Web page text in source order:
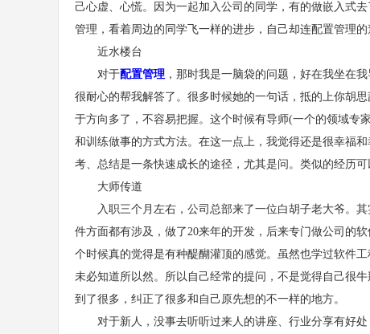
己心虚、心慌。因为一起加入公司的同学，有的做嵌入式
管理，看着周边的同学飞一样的进步，自己却连配置管理的
近水楼台
对于配置管理 ，那时我是一脑袋的问题，好在我坐在
很耐心的帮我解答了。很多时候她的一句话，抵的上你胡
于方向多了，不容易把握。这个时候有导师(一个的领域专
和训练做事的方式方法。在这一点上，我觉得还是很幸福
考、总结是一条快速成长的途径，尤其是问。类似的经历
大师传道
入职三个月左右，公司总部来了一位白胡子老大爷。其
件方面都有涉及，做了20来年的开发，后来专门做公司的
个时候真的觉得是有种醍醐灌顶的感觉。虽然也学过软件
未必知道所以然。所以自己经常的提问，不是觉得自己很
到了很多，纠正了很多和自己原先想的不一样的地方。
对于新人，没事去听听过来人的讲座、行业分享有好处